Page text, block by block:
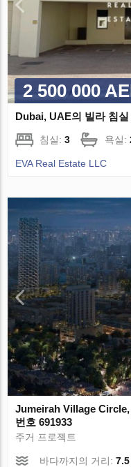
2 500 000
Dubai, UAE의 빌라 침
침실:3 욕실:
EVA Real Estate LLC
Jumeirah Village
번호 691933
주거 프로젝트
바다까지의 거리: